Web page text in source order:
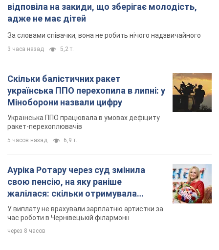
Міноборони назвали цифру
Українська ППО працювала в умовах дефіциту
Ауріка Ротару через суд змінила
свою пенсію, на яку раніше
жалілася: скільки отримувала
співачка
час роботи в Чернівецькій філармонії